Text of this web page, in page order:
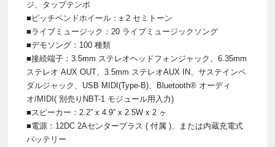
ジ、タップテンポ
■ピッチベンドホイール：± 2 セミトーン
■ライブミュージック：20 ライブミュージックソング
■デモソング：100 種類
■接続端子：3.5mm ステレオヘッドフォンジャック、6.35mm
ステレオ AUX OUT、3.5mm ステレオAUX IN、サステインペ
ダルジャック、USB MIDI(Type-B)、Bluetooth® オーディ
オ/MIDI( 別売りNBT-1 モジュール用入力)
■スピーカー：2.2” x 4.9” x 2.5W x 2 ヶ
■電源：12DC 2Aセンタープラス ( 付属 )、または内蔵充電式
バッテリー